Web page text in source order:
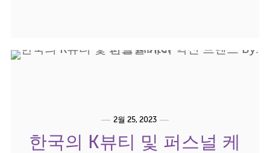
2월 25, 2023
한국의 K뷰티 및 퍼스널 케